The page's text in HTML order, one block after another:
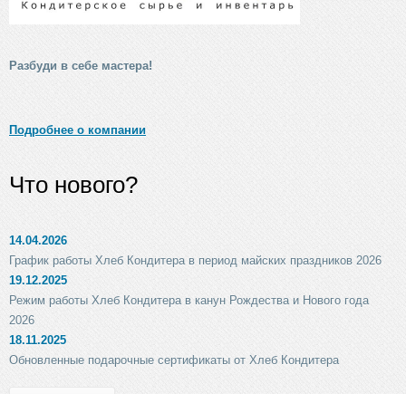
Разбуди в себе мастера!
Подробнее о компании
Что нового?
14.04.2026
График работы Хлеб Кондитера в период майских праздников 2026
19.12.2025
Режим работы Хлеб Кондитера в канун Рождества и Нового года
2026
18.11.2025
Обновленные подарочные сертификаты от Хлеб Кондитера